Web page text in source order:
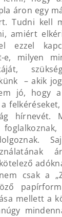
áron egy
Tudni kell
amiért
ezzel
e, milyen
– akik
jó, hogy
a
hírnevét.
csak a
mellett a